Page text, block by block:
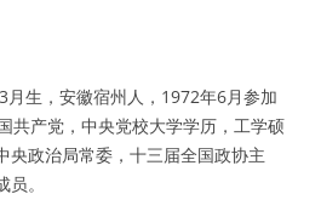
生，安徽宿州人，1972年6月参加
共产党，中央党校大学学历，工学硕
央政治局常委，十三届全国政协主
。